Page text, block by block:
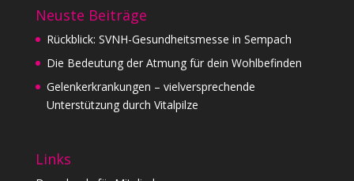
Neuste Beiträge
Rückblick: SVNH-Gesundheitsmesse in Sempach
Die Bedeutung der Atmung für dein Wohlbefinden
Gelenkerkrankungen – vielversprechende
Unterstützung durch Vitalpilze
Links